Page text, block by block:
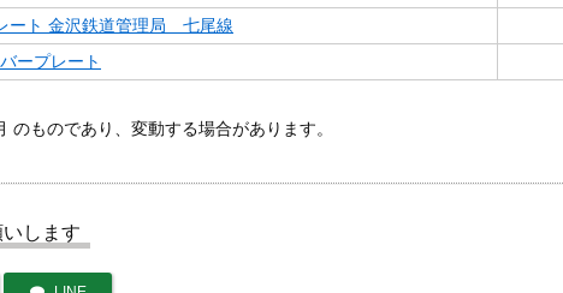
ート 金沢鉄道管理局 七尾線
ープレート
ものであり、変動する場合があります。
します